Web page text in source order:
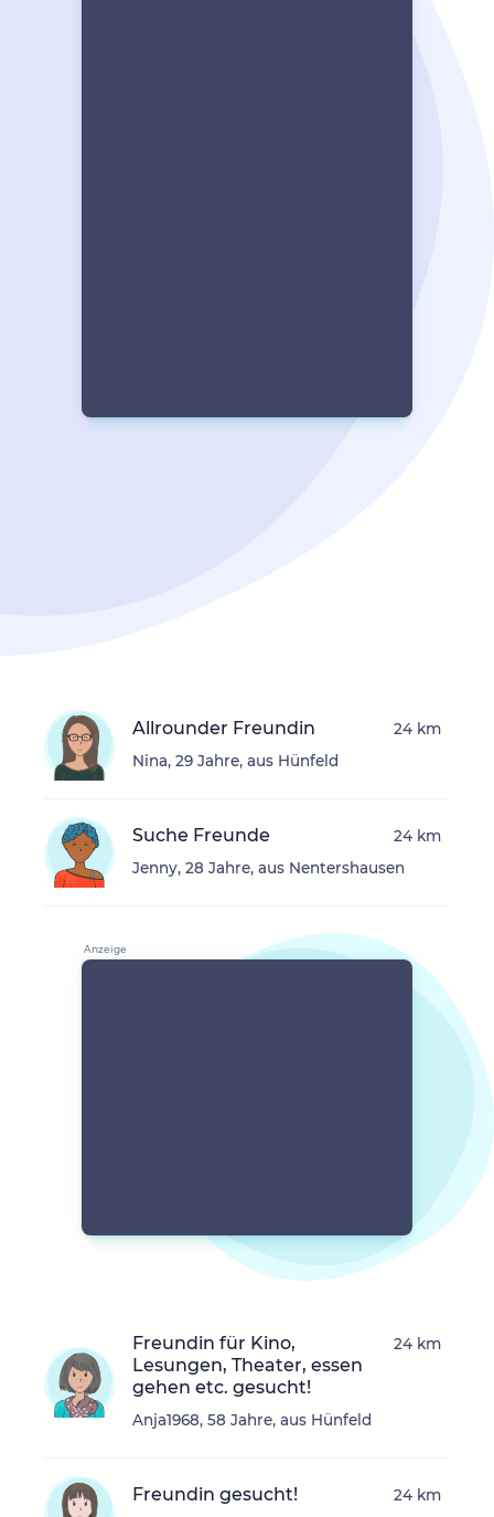
Allrounder Freundin
Nina, 29 Jahre, aus Hünfeld
24 km
Suche Freunde
Jenny, 28 Jahre, aus Nentershausen
24 km
Freundin für Kino,
Lesungen, Theater, essen
gehen etc. gesucht!
Anja1968, 58 Jahre, aus Hünfeld
24 km
Freundin gesucht! 24 km